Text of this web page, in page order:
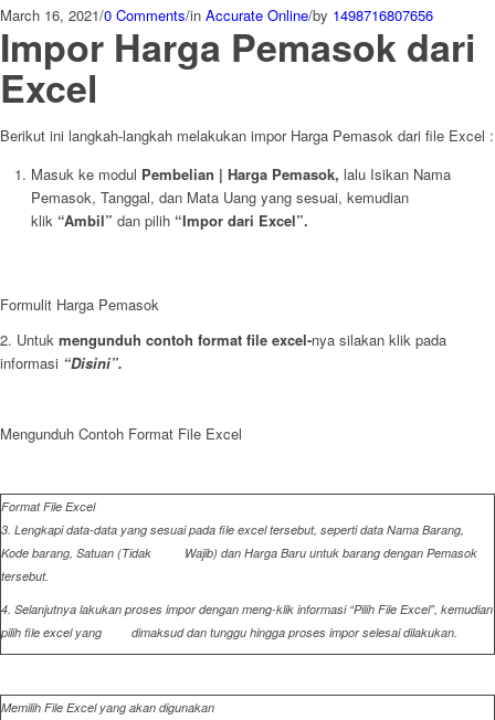
March 16, 2021/0 Comments/in Accurate Online/by 1498716807656
Impor Harga Pemasok dari
Excel
Berikut ini langkah-langkah melakukan impor Harga Pemasok dari file Excel :
Masuk ke modul Pembelian | Harga Pemasok, lalu Isikan Nama
Pemasok, Tanggal, dan Mata Uang yang sesuai, kemudian
klik “Ambil” dan pilih “Impor dari Excel”.
Formulit Harga Pemasok
2. Untuk mengunduh contoh format file excel-nya silakan klik pada
informasi “Disini”.
Mengunduh Contoh Format File Excel
Format File Excel
3. Lengkapi data-data yang sesuai pada file excel tersebut, seperti data Nama Barang,
Kode barang, Satuan (Tidak Wajib) dan Harga Baru untuk barang dengan Pemasok
tersebut.
4. Selanjutnya lakukan proses impor dengan meng-klik informasi “Pilih File Excel”, kemudian
pilih file excel yang dimaksud dan tunggu hingga proses impor selesai dilakukan.
Memilih File Excel yang akan digunakan